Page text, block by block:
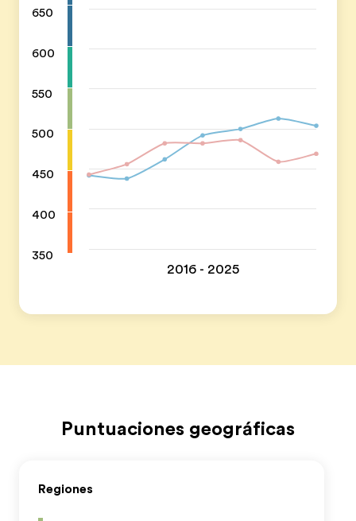
650
600
550
500
450
400
350
2016 - 2025
Puntuaciones geográficas
Regiones